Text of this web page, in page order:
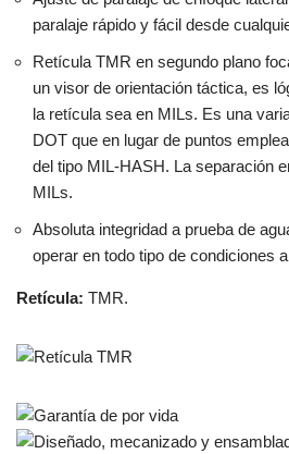
paralaje rápido y fácil desde
Retícula TMR en segundo plano
un visor de orientación táctica, es
la retícula sea en MILs. Es una
DOT que en lugar de puntos
del tipo MIL-HASH. La separación
MILs.
Absoluta integridad a prueba de
operar en todo tipo de condiciones
Retícula: TMR.